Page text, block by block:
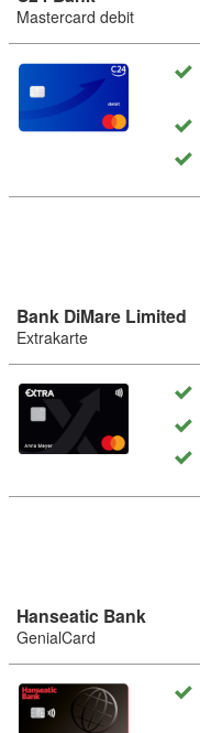
Mastercard debit
Bank DiMare Limited
Extrakarte
Hanseatic Bank
GenialCard